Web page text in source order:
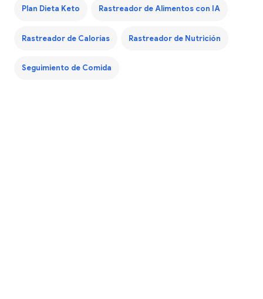
Plan Dieta Keto Rastreador de Alimentos con IA
Rastreador de Calorías Rastreador de Nutrición
Seguimiento de Comida